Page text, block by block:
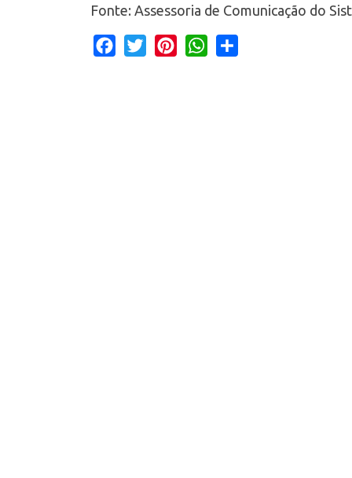
Fonte: Assessoria de Comunicação do
Facebook
Twitter PinterestWhatsApp